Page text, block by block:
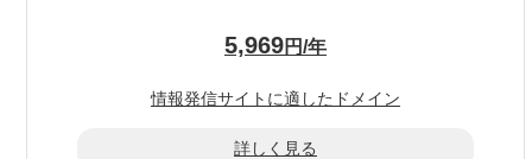
5,969円/年
情報発信サイトに適したドメイン
詳しく見る